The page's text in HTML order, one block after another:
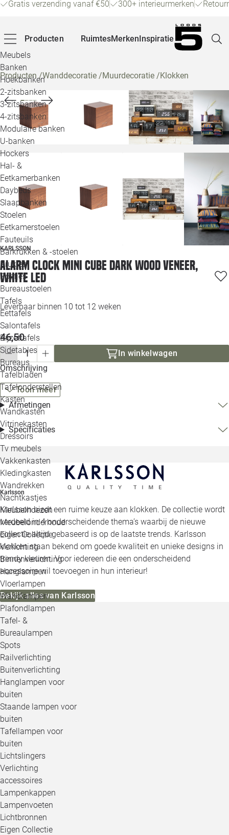
Gratis verzending vanaf €50 300+ interieurmerken
Producten
Meubels
Banken
Hoekbanken
2-zitsbanken
3-zitsbanken
4-zitsbanken
Modulaire banken
U-banken
Hockers
Hal- &
Eetkamerbanken
Daybeds
Slaapbanken
Stoelen
Eetkamerstoelen
Fauteuils
Barkrukken & -stoelen
Krukjes
Poefjes
Bureaustoelen
Tafels
Eettafels
Salontafels
Bijzettafels
Sidetables
Bureaus
Tafelbladen
Tafelonderstellen
Kasten
Wandkasten
Vitrinekasten
Dressoirs
Tv meubels
Vakkenkasten
Kledingkasten
Wandrekken
Nachtkastjes
Meubelhoezen
Meubelonderhoud
Eigen Collectie
Verlichting
Binnenverlichting
Hanglampen
Vloerlampen
Wandlampen
Plafondlampen
Tafel- &
Bureaulampen
Spots
Railverlichting
Buitenverlichting
Hanglampen voor
buiten
Staande lampen voor
buiten
Tafellampen voor
buiten
Lichtslingers
Verlichting
accessoires
Lampenkappen
Lampenvoeten
Lichtbronnen
Eigen Collectie
RuimtesMerkenInspiratie
Producten/Wanddecoratie /Muurdecoratie /Klokken
KARLSSON
Alarm clock Mini Cube dark wood veneer,
white LED
Leverbaar binnen 10 tot 12 weken
46,50
In winkelwagen
Omschrijving
Toon meer
Afmetingen
Specificaties
Karlsson
Karlsson biedt een ruime keuze aan klokken. De collectie wordt
verdeeld in 4 onderscheidende thema’s waarbij de nieuwe
collectie altijd gebaseerd is op de laatste trends. Karlsson
klokken staan bekend om goede kwaliteit en unieke designs in
trendy kleuren. Voor iedereen die een onderscheidend
accessoire wil toevoegen in hun interieur!
Bekijk alles van Karlsson